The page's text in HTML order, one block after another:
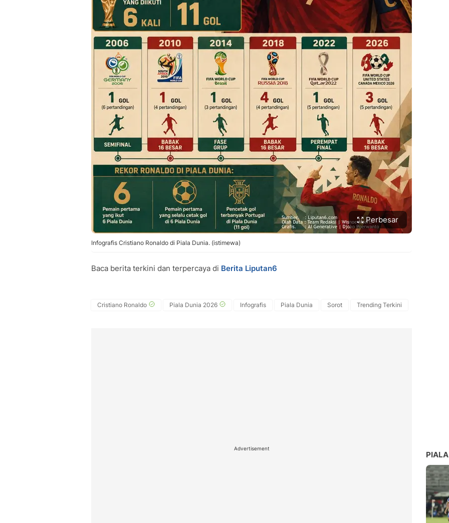
Perbesar
Infografis Cristiano Ronaldo di Piala Dunia. (istimewa)
Baca berita terkini dan terpercaya di Berita Liputan6
Cristiano Ronaldo Piala Dunia 2026 Infografis Piala Dunia Sorot Trending Terkini
Advertisement